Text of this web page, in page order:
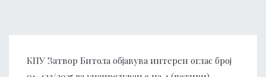
КПУ Затвор Битола објавува интерен оглас број